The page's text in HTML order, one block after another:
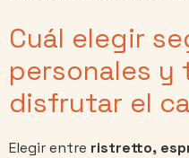
Cuál elegir
personales y
disfrutar el
Elegir entre ristretto,